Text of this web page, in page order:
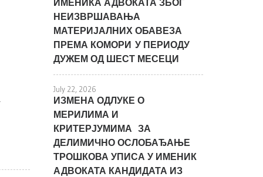
НЕИЗВРШАВАЊА
МАТЕРИЈАЛНИХ ОБАВЕЗА
ПРЕМА КОМОРИ У ПЕРИОДУ
ДУЖЕМ ОД ШЕСТ МЕСЕЦИ
July 22, 2026
ИЗМЕНА ОДЛУКЕ О
МЕРИЛИМА И
КРИТЕРЈУМИМА ЗА
ДЕЛИМИЧНО ОСЛОБАЂАЊЕ
ТРОШКОВА УПИСА У ИМЕНИК
АДВОКАТА КАНДИДАТА ИЗ